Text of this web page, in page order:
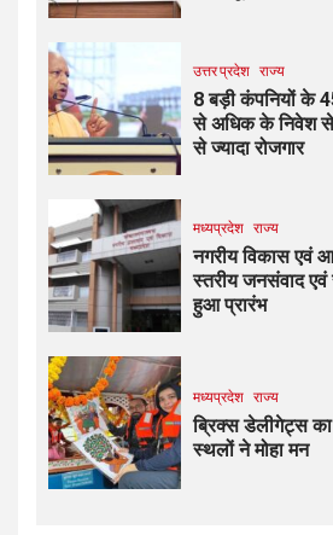
उत्तर प्रदेश राज्य
8 बड़ी कंपनियों के
से अधिक के निवेश से
से ज्यादा रोजगार
मध्यप्रदेश राज्य
नगरीय विकास एवं
स्तरीय जनसंवाद एवं
हुआ प्रारंभ
मध्यप्रदेश राज्य
ब्रिक्स डेलीगेट्स
स्थलों ने मोहा मन